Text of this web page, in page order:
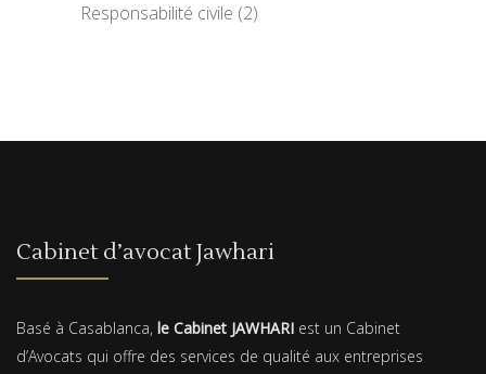
Responsabilité civile (2)
Cabinet d’avocat Jawhari
Basé à Casablanca, le Cabinet JAWHARI est un Cabinet
d’Avocats qui offre des services de qualité aux entreprises